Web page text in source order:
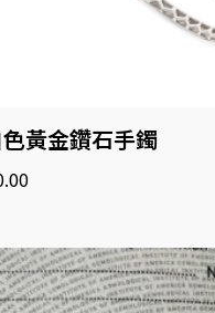
黃金鑽石手鐲